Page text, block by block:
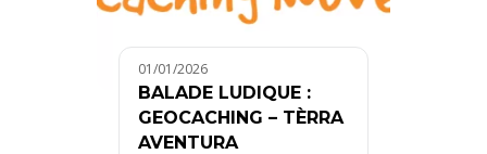
01/01/2026
BALADE LUDIQUE :
GEOCACHING – TÈRRA
AVENTURA